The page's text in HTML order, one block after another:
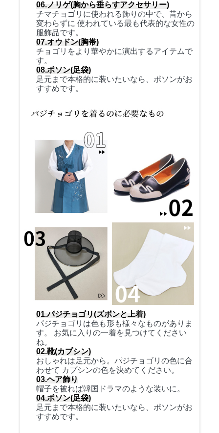
06.ノリゲ(胸から垂らすアクセサリー)
チマチョゴリに使われる飾りの中で、昔から
変わらずに 使われている最も代表的な女性の
服飾品です。
07.オウドン(胸帯)
チョゴリをより華やかに演出するアイテムで
す。
08.ポソン(足袋)
足元まで本格的に装いたいなら、ポソンがお
すすめです。
01.パジチョゴリ(ズボンと上着)
パジチョゴリは色も形も様々なものがありま
す。 お気に入りの一着を見つけてください
ね。
02.靴(カプシン)
おしゃれは足元から。パジチョゴリの色に合
わせて カプシンの色を決めてください。
03.ヘア飾り
帽子を被れば韓国ドラマのような装いに。
04.ポソン(足袋)
足元まで本格的に装いたいなら、ポソンがお
すすめです。